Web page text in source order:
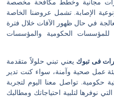
الإصابة. تشمل عروضنا الخاصة
في حال ظهور الآفات خلال فترة
للمؤسسات الحكومية والمؤسسات
فى تبوك يعني تبني حلولاً متقدمة
عمل صحية وآمنة، سواء كنت تدير
حكومية. تواصل معنا اليوم لتجربة
نوفرها لتلبية احتياجاتك ومطالبك